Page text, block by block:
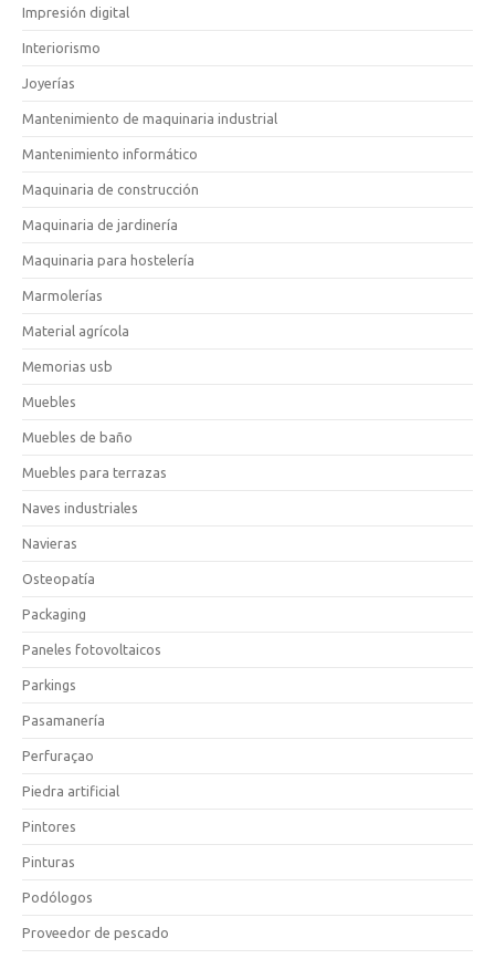
Impresión digital
Interiorismo
Joyerías
Mantenimiento de maquinaria industrial
Mantenimiento informático
Maquinaria de construcción
Maquinaria de jardinería
Maquinaria para hostelería
Marmolerías
Material agrícola
Memorias usb
Muebles
Muebles de baño
Muebles para terrazas
Naves industriales
Navieras
Osteopatía
Packaging
Paneles fotovoltaicos
Parkings
Pasamanería
Perfuraçao
Piedra artificial
Pintores
Pinturas
Podólogos
Proveedor de pescado